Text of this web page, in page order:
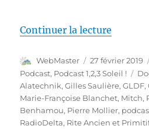
Continuer la lecture
Auteur
WebMaster
Publié
le
27 février 2019
Podcast, Podcast 1,2,3 Soleil !
Alatechnik,Gilles Saulière,GLDF,
Marie-Françoise Blanchet, Mitch,
Benhamou, Pierre Mollier,
RadioDelta, Rite Ancien et